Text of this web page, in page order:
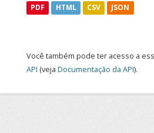
PDF HTML CSV JSON
Você também pode ter acesso a
API (veja Documentação da API).